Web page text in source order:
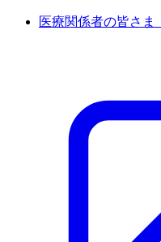
医療関係者の皆さま